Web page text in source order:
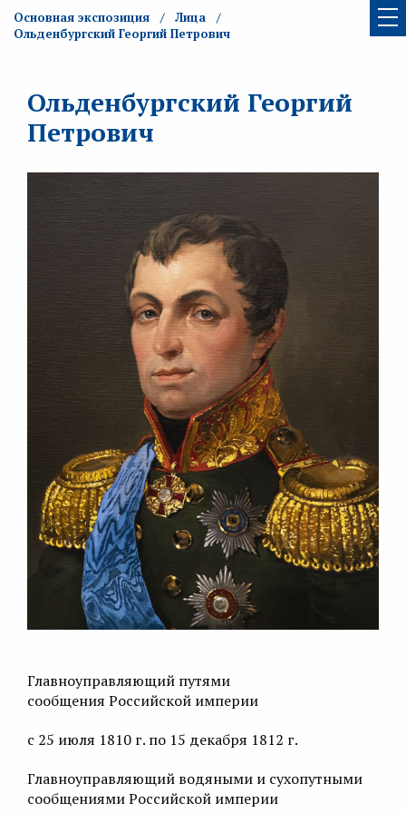
Основная экспозиция
Лица
Ольденбургский Георгий Петрович
Ольденбургский Георгий
Петрович
Главноуправляющий путями
сообщения Российской империи
с 25 июля 1810 г. по 15 декабря 1812 г.
Главноуправляющий водяными и сухопутными
сообщениями Российской империи